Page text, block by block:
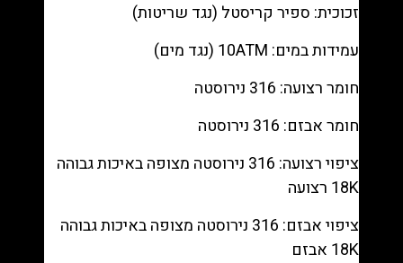
AB0134101C1A1
זכוכית: ספיר קריסטל (נגד שריטות)
עמידות במים: 10ATM (נגד מים)
חומר רצועה: 316 נירוסטה
חומר אבזם: 316 נירוסטה
ציפוי רצועה: 316 נירוסטה מצופה באיכות גבוהה
18K רצועה
ציפוי אבזם: 316 נירוסטה מצופה באיכות גבוהה
18K אבזם